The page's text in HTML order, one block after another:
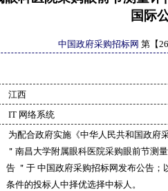
国际
中国政府采购招标网 第【
江西
IT 网络系统
为配合政府实施《中华人民共和国政府
＂南昌大学附属眼科医院采购眼前节测
告 ＂于 中国政府采购招标网发布公告
条件的投标人中择优选择中标人。